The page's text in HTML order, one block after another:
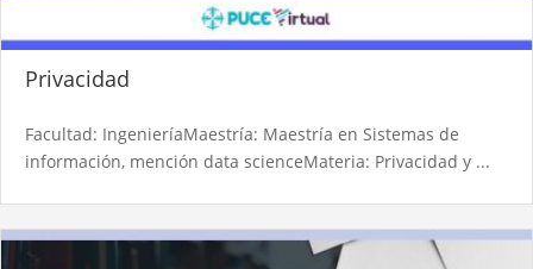
Privacidad
Facultad: IngenieríaMaestría: Maestría en Sistemas de
información, mención data scienceMateria: Privacidad y ...